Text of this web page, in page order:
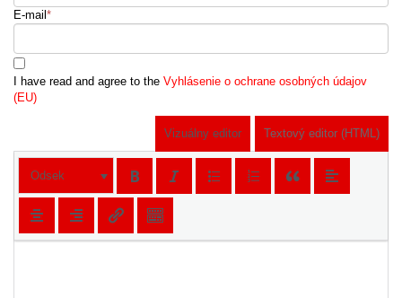
E-mail *
I have read and agree to the Vyhlásenie o ochrane osobných údajov
(EU)
Vizuálny editor Textový editor (HTML)
Odsek